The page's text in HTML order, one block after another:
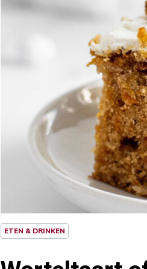
ETEN & DRINKEN